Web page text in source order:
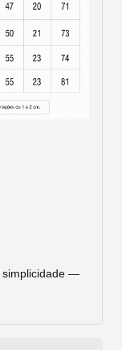
simplicidade —